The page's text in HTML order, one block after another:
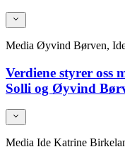
Media Øyvind Børven,
Verdiene styrer oss
Solli og Øyvind
Media Ide Katrine